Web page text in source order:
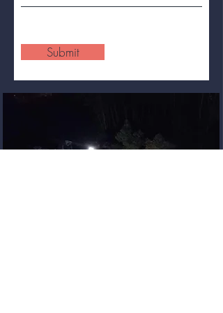
Submit